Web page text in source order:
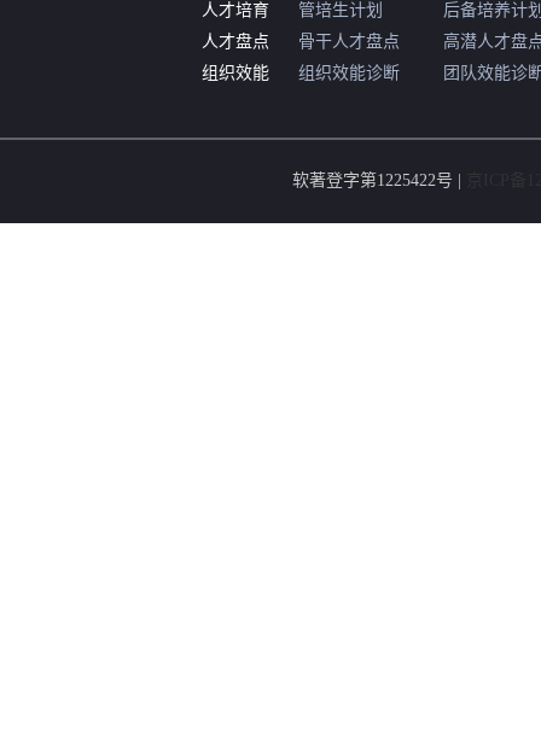
人才培育
管培生计划
后备培养计
人才盘点
骨干人才盘点
高潜人才盘
组织效能
组织效能诊断 团队效能诊
软著登字第1225422号 |